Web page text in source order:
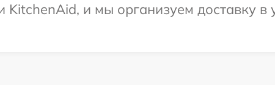
и мы организуем доставку в